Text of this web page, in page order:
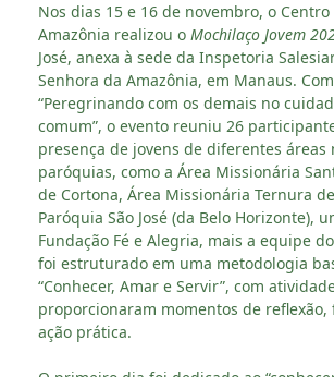
Nos dias 15 e 16 de novembro, o Centro
Amazônia realizou o Mochilaço Jovem
José, anexa à sede da Inspetoria
Senhora da Amazônia, em Manaus.
“Peregrinando com os demais no
comum”, o evento reuniu 26
presença de jovens de diferentes áreas
paróquias, como a Área Missionária
de Cortona, Área Missionária Ternura
Paróquia São José (da Belo Horizonte),
Fundação Fé e Alegria, mais a equipe
foi estruturado em uma metodologia
“Conhecer, Amar e Servir”, com
proporcionaram momentos de reflexão,
ação prática.